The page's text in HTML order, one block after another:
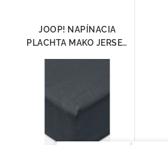
JOOP! NAPÍNACIA
PLACHTA MAKO JERSEY